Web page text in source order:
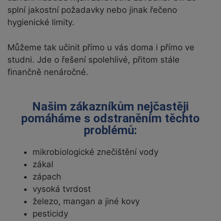
splní jakostní požadavky nebo jinak řečeno
hygienické limity.
Můžeme tak učinit přímo u vás doma i přímo ve
studni. Jde o řešení spolehlivé, přitom stále
finančně nenáročné.
Našim zákazníkům nejčastěji
pomáháme s odstraněním těchto
problémů:
mikrobiologické znečištění vody
zákal
zápach
vysoká tvrdost
železo, mangan a jiné kovy
pesticidy